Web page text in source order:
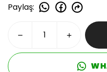
Paylaş: